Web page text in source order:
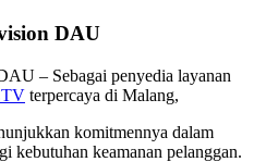
DAU
– Sebagai penyedia layanan
terpercaya di Malang,
komitmennya dalam
kebutuhan keamanan pelanggan.